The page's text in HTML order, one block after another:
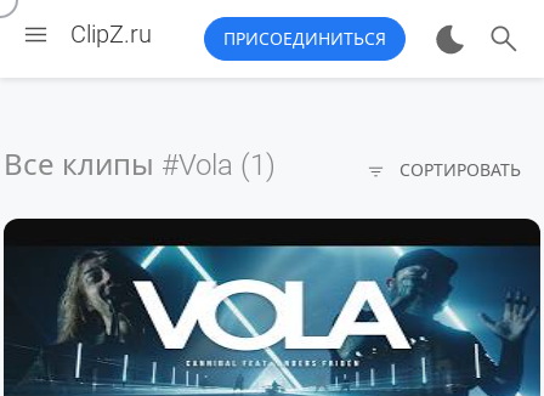
 ClipZ.ru ПРИСОЕДИНИТЬСЯ 
Все клипы #Vola (1)  СОРТИРОВАТЬ